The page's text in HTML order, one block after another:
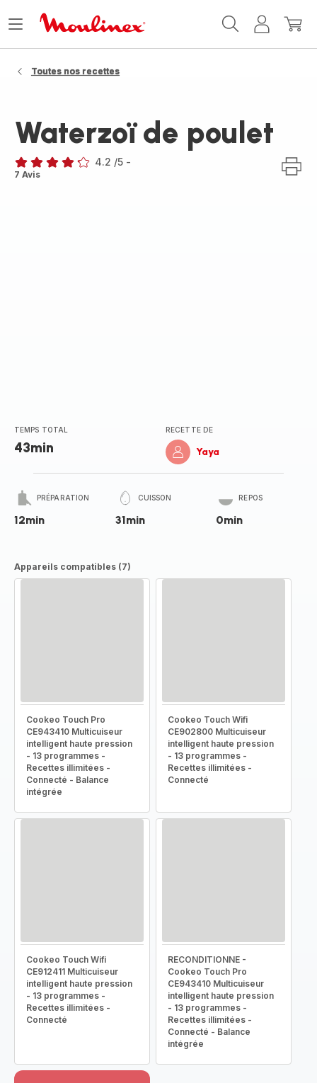
MonMon
Ouvrir
Toutes nos recettes
Waterzoï de poulet
ratings.4.2
4.2 /5 -
7 Avis
TEMPS TOTAL
43min
RECETTE DE
Yaya
PRÉPARATION
12min
CUISSON
31min
REPOS
0min
Appareils compatibles (7)
Cookeo Touch Pro
CE943410 Multicuiseur
intelligent haute pression
- 13 programmes -
Recettes illimitées -
Connecté - Balance
intégrée
Cookeo Touch Wifi
CE902800 Multicuiseur
intelligent haute pression
- 13 programmes -
Recettes illimitées -
Connecté
Cookeo Touch Wifi
CE912411 Multicuiseur
intelligent haute pression
- 13 programmes -
Recettes illimitées -
Connecté
RECONDITIONNE -
Cookeo Touch Pro
CE943410 Multicuiseur
intelligent haute pression
- 13 programmes -
Recettes illimitées -
Connecté - Balance
intégrée